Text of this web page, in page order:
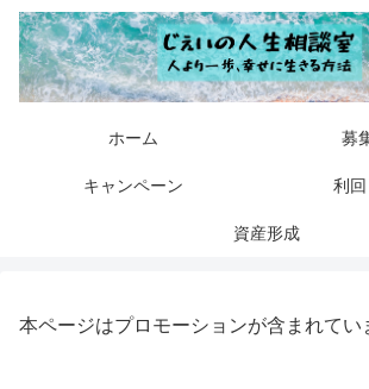
ホーム 募
キャンペーン 利
資産形成
本ページはプロモーションが含まれてい